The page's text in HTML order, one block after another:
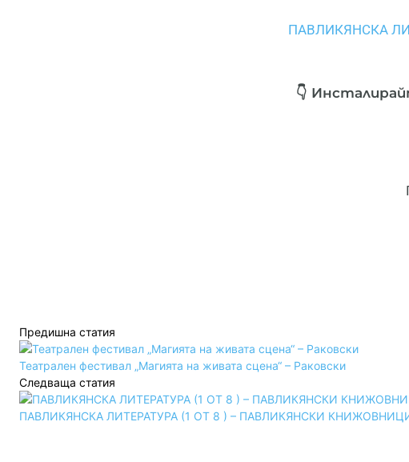
ПАВЛИКЯНСКА
👇
Предишна статия
Театрален фестивал „Магията на живата сцена“ – Раковски
Следваща статия
ПАВЛИКЯНСКА ЛИТЕРАТУРА (1 ОТ 8 ) – ПАВЛИКЯНСКИ